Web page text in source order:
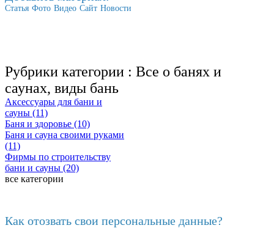
Статья Фото Видео Сайт Новости
Рубрики категории : Все о банях и
саунах, виды бань
Аксессуары для бани и
сауны (11)
Баня и здоровье (10)
Баня и сауна своими руками
(11)
Фирмы по строительству
бани и сауны (20)
все категории
Как отозвать свои персональные данные?